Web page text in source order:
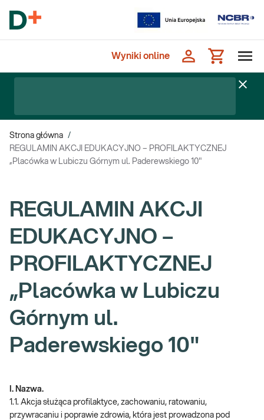
Wyniki online
Strona główna /
REGULAMIN AKCJI EDUKACYJNO – PROFILAKTYCZNEJ
„Placówka w Lubiczu Górnym ul. Paderewskiego 10"
REGULAMIN AKCJI
EDUKACYJNO –
PROFILAKTYCZNEJ
„Placówka w Lubiczu
Górnym ul.
Paderewskiego 10"
I. Nazwa.
1.1. Akcja służąca profilaktyce, zachowaniu, ratowaniu,
przywracaniu i poprawie zdrowia, która jest prowadzona pod